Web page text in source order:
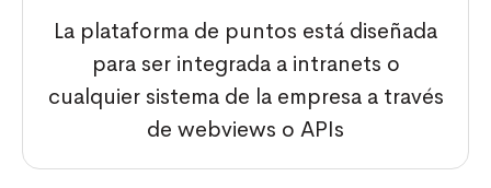
La plataforma de puntos está diseñada
para ser integrada a intranets o
cualquier sistema de la empresa a través
de webviews o APIs